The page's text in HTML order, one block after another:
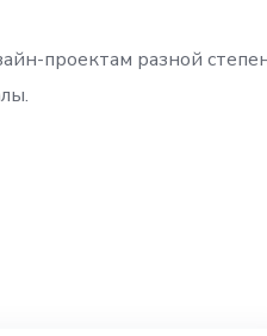
проектам разной